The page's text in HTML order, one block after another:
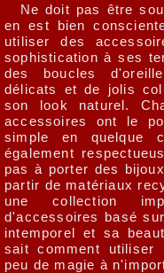
Ne doit pas être
en est bien
utiliser des
sophistication à ses
des boucles
délicats et de jolis
son look naturel.
accessoires ont le
simple en quelque
également
pas à porter des
partir de matériaux
une collection
d'accessoires basé
intemporel et sa
sait comment utiliser
peu de magie à